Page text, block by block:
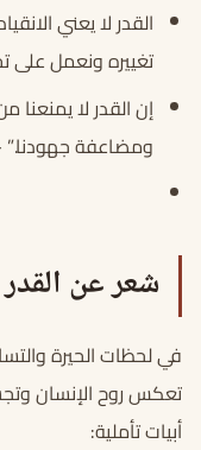
القدر لا يعني
تغييره ونعمل على
إن القدر لا يمنعنا
ومضاعفة
شعر عن القدر
في لحظات الحيرة
تعكس روح الإنسان
أبيات تأملية: